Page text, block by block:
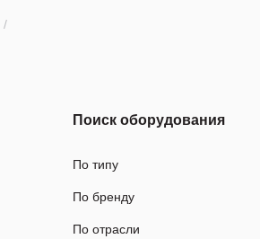
/
Поиск оборудования
По типу
По бренду
По отрасли